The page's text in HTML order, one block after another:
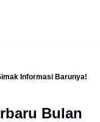
Informasi Barunya!
Bulan